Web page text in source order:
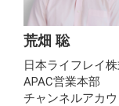
荒畑 聡
日本ライフレイ
APAC営業本部
チャンネルアカ